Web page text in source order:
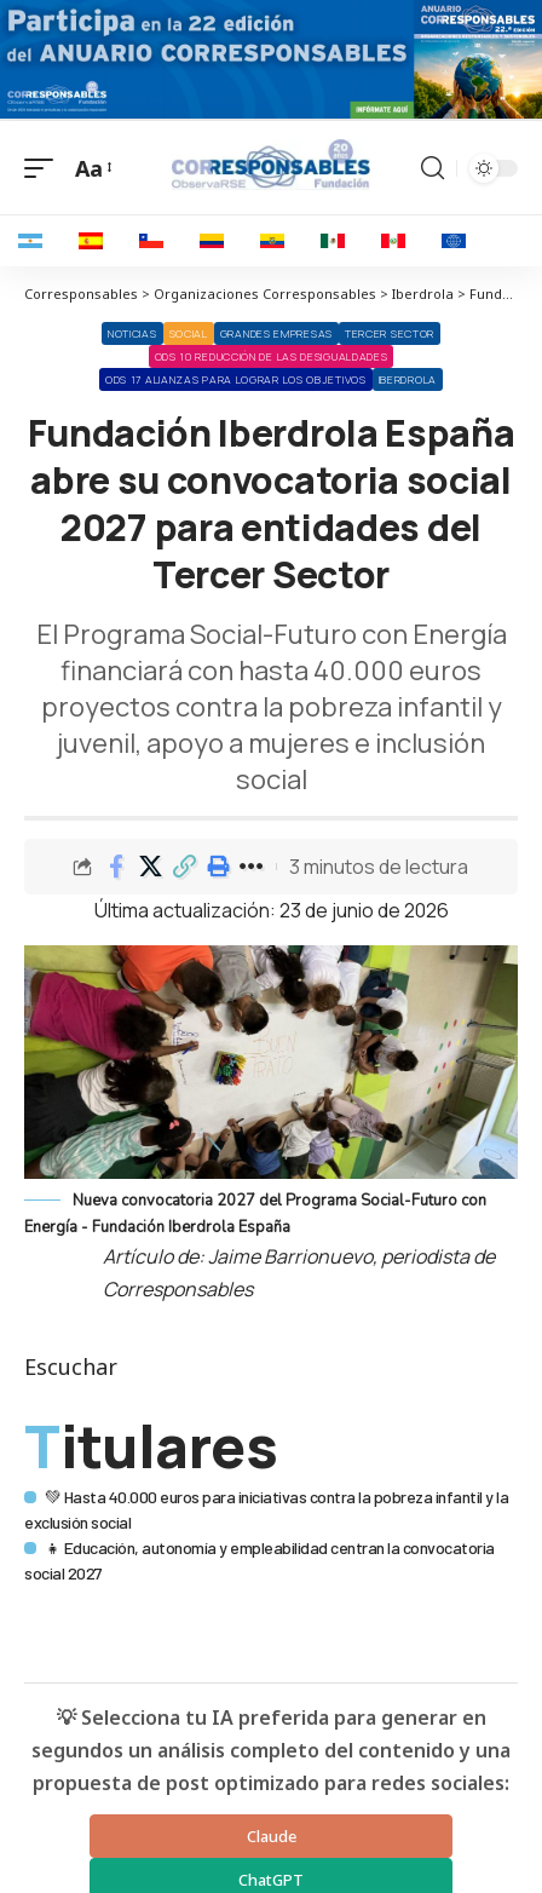
Aa
Corresponsables > Organizaciones Corresponsables > Iberdrola > Fundación Iberdrola España abre su convocatoria social 2027 para entidades del Tercer Sector
NOTICIAS SOCIAL GRANDES EMPRESAS
TERCER SECTOR
ODS 10 REDUCCIÓN DE LAS DESIGUALDADES
ODS 17 ALIANZAS PARA LOGRAR LOS OBJETIVOS
IBERDROLA
Fundación Iberdrola España
abre su convocatoria social
2027 para entidades del
Tercer Sector
El Programa Social-Futuro con Energía
financiará con hasta 40.000 euros
proyectos contra la pobreza infantil y
juvenil, apoyo a mujeres e inclusión
social
Última actualización: 23 de junio de 2026
3 minutos de lectura
Nueva convocatoria 2027 del Programa Social-Futuro con
Energía - Fundación Iberdrola España
Artículo de: Jaime Barrionuevo, periodista de
Corresponsables
Escuchar
Titulares
💚 Hasta 40.000 euros para iniciativas contra la pobreza infantil y la
exclusión social
👧 Educación, autonomía y empleabilidad centran la convocatoria
social 2027
💡 Selecciona tu IA preferida para generar en
segundos un análisis completo del contenido y una
propuesta de post optimizado para redes sociales:
Claude
ChatGPT